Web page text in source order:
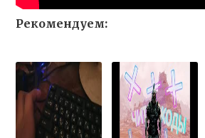
Рекомендуем: